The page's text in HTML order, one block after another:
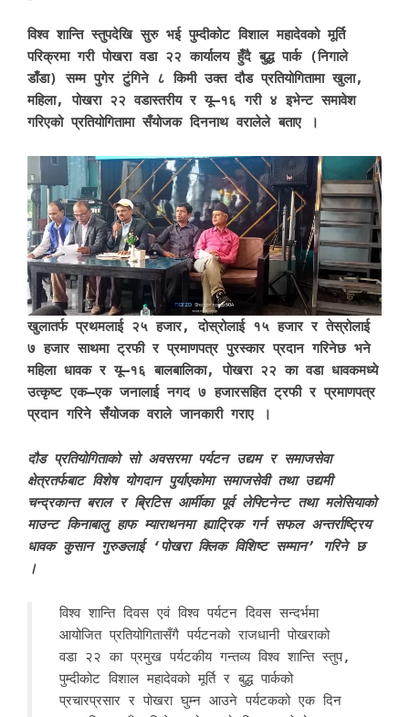
विश्व शान्ति स्तुपदेखि सुरु भई पुम्दीकोट विशाल महादेवको मूर्ति
परिक्रमा गरी पोखरा वडा २२ कार्यालय हुँदै बुद्ध पार्क (निगाले
डाँडा) सम्म पुगेर टुंगिने ८ किमी उक्त दौड प्रतियोगितामा खुला,
महिला, पोखरा २२ वडास्तरीय र यू–१६ गरी ४ इभेन्ट समावेश
गरिएको प्रतियोगितामा सँयोजक दिननाथ वरालेले बताए ।
खुलातर्फ प्रथमलाई २५ हजार, दोस्रोलाई १५ हजार र तेस्रोलाई
७ हजार साथमा ट्रफी र प्रमाणपत्र पुरस्कार प्रदान गरिनेछ भने
महिला धावक र यू–१६ बालबालिका, पोखरा २२ का वडा धावकमध्ये
उत्कृष्ट एक–एक जनालाई नगद ७ हजारसहित ट्रफी र प्रमाणपत्र
प्रदान गरिने सँय‍ोजक वराले जानकारी गराए ।
दौड प्रतियोगिताको सो अवसरमा पर्यटन उद्यम र समाजसेवा
क्षेत्रतर्फबाट विशेष योगदान पुर्याएकोमा समाजसेवी तथा उद्यमी
चन्द्रकान्त बराल र ब्रिटिस आर्मीका पूर्व लेफ्टिनेन्ट तथा मलेसियाको
माउन्ट किनाबालु हाफ म्याराथनमा ह्याट्रिक गर्न सफल अन्तर्राष्ट्रिय
धावक कुसान गुरुङलाई ‘पोखरा क्लिक विशिष्ट सम्मान’ गरिने छ
।
विश्व शान्ति दिवस एवं विश्व पर्यटन दिवस सन्दर्भमा
आयोजित प्रतियोगितासँगै पर्यटनको राजधानी पोखराको
वडा २२ का प्रमुख पर्यटकीय गन्तव्य विश्व शान्ति स्तुप,
पुम्दीकोट विशाल महादेवको मूर्ति र बुद्ध पार्कको
प्रचारप्रसार र पोखरा घुम्न आउने पर्यटकको एक दिन